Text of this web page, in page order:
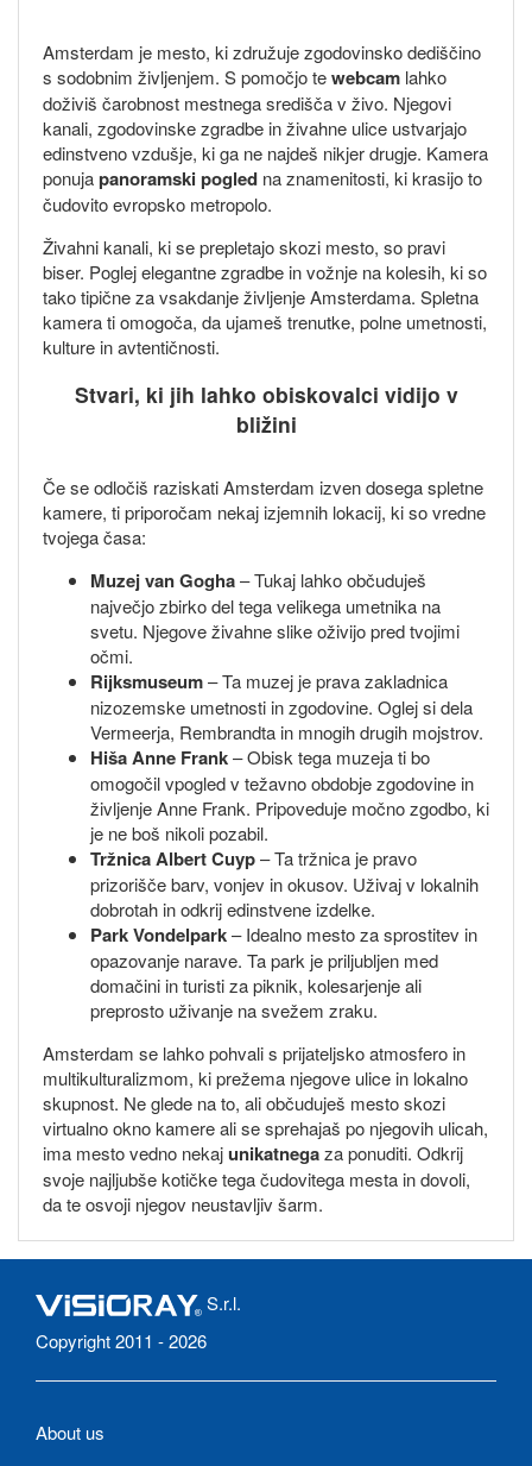
Amsterdam je mesto, ki združuje zgodovinsko dediščino
s sodobnim življenjem. S pomočjo tewebcam lahko
doživiš čarobnost mestnega središča v živo. Njegovi
kanali, zgodovinske zgradbe in živahne ulice ustvarjajo
edinstveno vzdušje, ki ga ne najdeš nikjer drugje. Kamera
ponujapanoramski pogled na znamenitosti, ki krasijo to
čudovito evropsko metropolo.
Živahni kanali, ki se prepletajo skozi mesto, so pravi
biser. Poglej elegantne zgradbe in vožnje na kolesih, ki so
tako tipične za vsakdanje življenje Amsterdama. Spletna
kamera ti omogoča, da ujameš trenutke, polne umetnosti,
kulture in avtentičnosti.
Stvari, ki jih lahko obiskovalci vidijo v
bližini
Če se odločiš raziskati Amsterdam izven dosega spletne
kamere, ti priporočam nekaj izjemnih lokacij, ki so vredne
tvojega časa:
Muzej van Gogha– Tukaj lahko občuduješ
največjo zbirko del tega velikega umetnika na
svetu. Njegove živahne slike oživijo pred tvojimi
očmi.
Rijksmuseum– Ta muzej je prava zakladnica
nizozemske umetnosti in zgodovine. Oglej si dela
Vermeerja, Rembrandta in mnogih drugih mojstrov.
Hiša Anne Frank– Obisk tega muzeja ti bo
omogočil vpogled v težavno obdobje zgodovine in
življenje Anne Frank. Pripoveduje močno zgodbo, ki
je ne boš nikoli pozabil.
Tržnica Albert Cuyp– Ta tržnica je pravo
prizorišče barv, vonjev in okusov. Uživaj v lokalnih
dobrotah in odkrij edinstvene izdelke.
Park Vondelpark– Idealno mesto za sprostitev in
opazovanje narave. Ta park je priljubljen med
domačini in turisti za piknik, kolesarjenje ali
preprosto uživanje na svežem zraku.
Amsterdam se lahko pohvali s prijateljsko atmosfero in
multikulturalizmom, ki prežema njegove ulice in lokalno
skupnost. Ne glede na to, ali občuduješ mesto skozi
virtualno okno kamere ali se sprehajaš po njegovih ulicah,
ima mesto vedno nekajunikatnegaza ponuditi. Odkrij
svoje najljubše kotičke tega čudovitega mesta in dovoli,
da te osvoji njegov neustavljiv šarm.
S.r.l.
Copyright 2011 - 2026
About us